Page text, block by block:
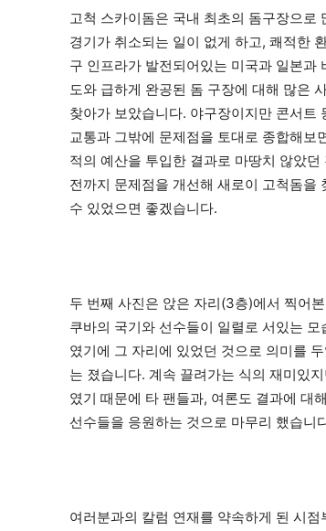
고척 스카이돔은 국내 최초의 돔구장으로
경기가 취소되는 일이 없게 하고, 쾌적한
구 인프라가 발전되어있는 미국과 일본과
도와 급하게 완공된 돔 구장에 대해 많은
찾아가 보았습니다. 야구장이지만 콘서트
교통과 그밖에 문제점을 토대로 종합해보
적의 예산을 투입한 결과로 마땅치 않았던
전까지 문제점을 개선해 새로이 고척돔을
수 있었으면 좋겠습니다.
두 번째 사진은 앉은 자리(3층)에서 찍어
쿠바의 국기와 선수들이 일렬로 서있는
였기에 그 자리에 있었던 것으로 의미를
는 졌습니다. 계속 끌려가는 식의 재미있
였기 때문에 타 팬들과, 여론도 결과에 대
선수들을 응원하는 것으로 마무리 했습니
여러분과의 칼럼 연재를 약속하게 된 시